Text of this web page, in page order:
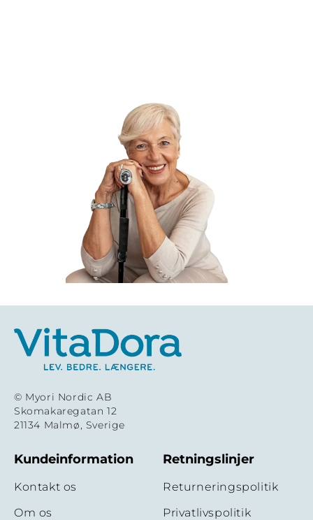
© Myori Nordic AB
Skomakaregatan 12
21134 Malmø, Sverige
Kundeinformation
Kontakt os
Om os
Retningslinjer
Returneringspolitik
Privatlivspolitik